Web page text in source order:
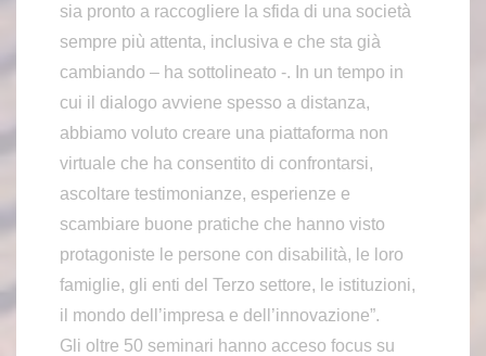
sia pronto a raccogliere la sfida di una società
sempre più attenta, inclusiva e che sta già
cambiando – ha sottolineato -. In un tempo in
cui il dialogo avviene spesso a distanza,
abbiamo voluto creare una piattaforma non
virtuale che ha consentito di confrontarsi,
ascoltare testimonianze, esperienze e
scambiare buone pratiche che hanno visto
protagoniste le persone con disabilità, le loro
famiglie, gli enti del Terzo settore, le istituzioni,
il mondo dell’impresa e dell’innovazione”.
Gli oltre 50 seminari hanno acceso focus su